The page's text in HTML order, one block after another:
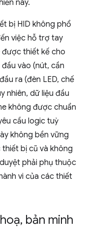
này.
bị HID không phổ
việc hỗ trợ tay
được thiết kế cho
vào (nút, cần
ra (đèn LED, chế
nhiên, dữ liệu đầu
không được chuẩn
cầu logic tuỳ
không bền vững
bị cũ và không
phải phụ thuộc
vi của các thiết
, bản minh